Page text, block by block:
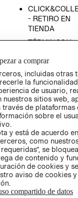
- RETIRO EN
TIENDA
TÉRMINOS Y
AVISO DE
PRIVACIDAD
GIFT CARD
AVISO DE
COOKIES
a comprar
incluidas otras
la
de usuario,
sitios web,
de plataformas
sobre el
y está de acuerdo
como
se
de contenido y
de cookies y
aviso de cookies
compartido de datos